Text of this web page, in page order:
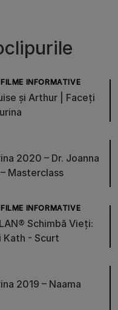
INFORMATIVE
și Arthur | Faceți
2020 – Dr. Joanna
Masterclass
INFORMATIVE
Schimbă Vieți:
Kath - Scurt
2019 – Naama